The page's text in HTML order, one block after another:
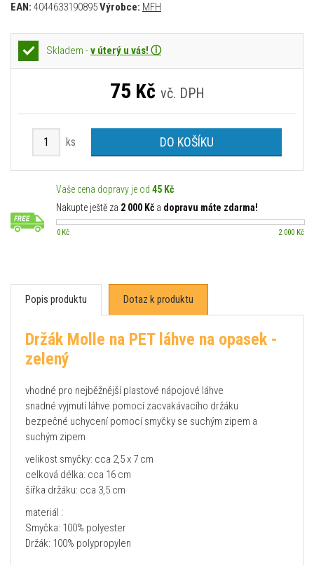
EAN: 4044633190895Výrobce: MFH
Skladem -v úterý u vás! ⓘ
75 Kč vč. DPH
ks DO KOŠÍKU
Vaše cena dopravy je od 45 Kč
Nakupte ještě za 2 000 Kč a dopravu máte zdarma!
0 Kč 2 000 Kč
Popis produktu Dotaz k produktu
Držák Molle na PET láhve na opasek -
zelený
vhodné pro nejběžnější plastové nápojové láhve
snadné vyjmutí láhve pomocí zacvakávacího držáku
bezpečné uchycení pomocí smyčky se suchým zipem a
suchým zipem
velikost smyčky: cca 2,5 x 7 cm
celková délka: cca 16 cm
šířka držáku: cca 3,5 cm
materiál :
Smyčka: 100% polyester
Držák: 100% polypropylen